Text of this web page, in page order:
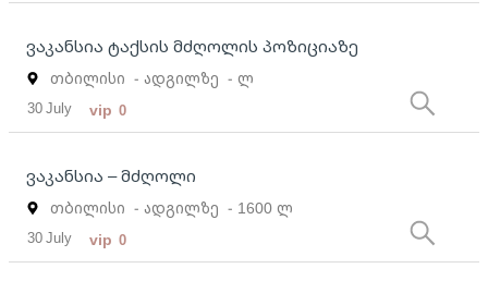
ვაკანსია ტაქსის მძღოლის პოზიციაზე
თბილისი - ადგილზე - ლ
30 July vip 0
ვაკანსია – მძღოლი
თბილისი - ადგილზე - 1600 ლ
30 July vip 0